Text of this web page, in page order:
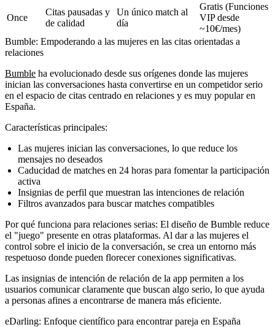
Once
Citas pausadas y
de calidad
Un único match al
día
Gratis (Funciones
VIP desde
~10€/mes)
Bumble: Empoderando a las mujeres en las citas orientadas a
relaciones
Bumble ha evolucionado desde sus orígenes donde las mujeres
inician las conversaciones hasta convertirse en un competidor serio
en el espacio de citas centrado en relaciones y es muy popular en
España.
Características principales:
Las mujeres inician las conversaciones, lo que reduce los
mensajes no deseados
Caducidad de matches en 24 horas para fomentar la participación
activa
Insignias de perfil que muestran las intenciones de relación
Filtros avanzados para buscar matches compatibles
Por qué funciona para relaciones serias: El diseño de Bumble reduce
el "juego" presente en otras plataformas. Al dar a las mujeres el
control sobre el inicio de la conversación, se crea un entorno más
respetuoso donde pueden florecer conexiones significativas.
Las insignias de intención de relación de la app permiten a los
usuarios comunicar claramente que buscan algo serio, lo que ayuda
a personas afines a encontrarse de manera más eficiente.
eDarling: Enfoque científico para encontrar pareja en España